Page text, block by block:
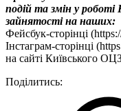
подій та змін у роботі
зайнятості на наших:
Фейсбук-сторінці
Інстаграм-сторінці
на сайті Київського
Поділитись: